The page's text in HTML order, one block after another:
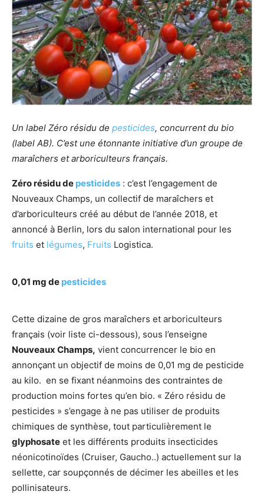
Un label Zéro résidu de pesticides, concurrent du bio
(label AB). C’est une étonnante initiative d’un groupe de
maraîchers et arboriculteurs français.
Zéro résidu de pesticides : c’est l’engagement de
Nouveaux Champs, un collectif de maraîchers et
d’arboriculteurs créé au début de l’année 2018, et
annoncé à Berlin, lors du salon international pour les
fruits et légumes, Fruits Logistica.
0,01 mg de pesticides
Cette dizaine de gros maraîchers et arboriculteurs
français (voir liste ci-dessous), sous l’enseigne
Nouveaux Champs, vient concurrencer le bio en
annonçant un objectif de moins de 0,01 mg de pesticide
au kilo. en se fixant néanmoins des contraintes de
production moins fortes qu’en bio. « Zéro résidu de
pesticides » s’engage à ne pas utiliser de produits
chimiques de synthèse, tout particulièrement le
glyphosate et les différents produits insecticides
néonicotinoïdes (Cruiser, Gaucho..) actuellement sur la
sellette, car soupçonnés de décimer les abeilles et les
pollinisateurs.